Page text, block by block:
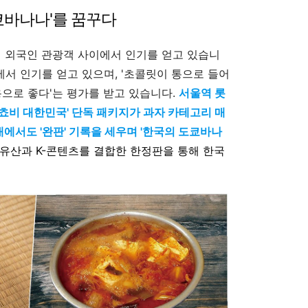
나나'를 꿈꾸다
국인 관광객 사이에서 인기를 얻고 있습니
인기를 얻고 있으며, '초콜릿이 통으로 들어
로 좋다'는 평가를 받고 있습니다. 서울역 롯
비 대한민국' 단독 패키지가 과자 카테고리 매
서도 '완판' 기록을 세우며 '한국의 도쿄바나
산과 K-콘텐츠를 결합한 한정판을 통해 한국